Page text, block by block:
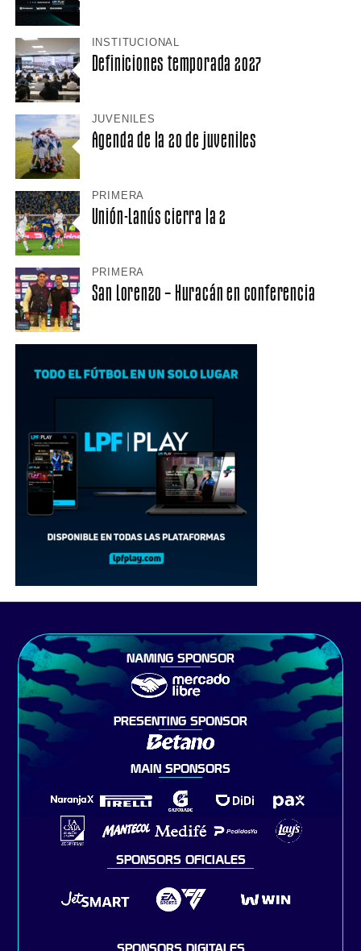
INSTITUCIONAL
Definiciones temporada 2027
JUVENILES
Agenda de la 20 de juveniles
PRIMERA
Unión-Lanús cierra la 2
PRIMERA
San Lorenzo – Huracán en conferencia
NAMING SPONSOR
PRESENTING SPONSOR
MAIN SPONSORS
SPONSORS OFICIALES